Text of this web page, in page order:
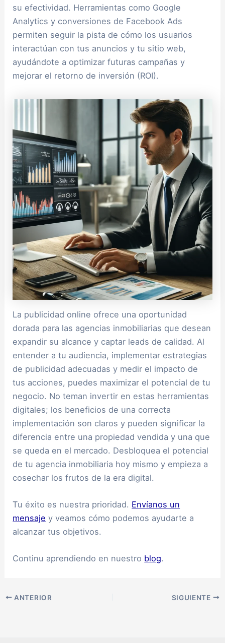
su efectividad. Herramientas como Google
Analytics y conversiones de Facebook Ads
permiten seguir la pista de cómo los usuarios
interactúan con tus anuncios y tu sitio web,
ayudándote a optimizar futuras campañas y
mejorar el retorno de inversión (ROI).
La publicidad online ofrece una oportunidad
dorada para las agencias inmobiliarias que desean
expandir su alcance y captar leads de calidad. Al
entender a tu audiencia, implementar estrategias
de publicidad adecuadas y medir el impacto de
tus acciones, puedes maximizar el potencial de tu
negocio. No teman invertir en estas herramientas
digitales; los beneficios de una correcta
implementación son claros y pueden significar la
diferencia entre una propiedad vendida y una que
se queda en el mercado. Desbloquea el potencial
de tu agencia inmobiliaria hoy mismo y empieza a
cosechar los frutos de la era digital.
Tu éxito es nuestra prioridad. Envíanos un
mensaje y veamos cómo podemos ayudarte a
alcanzar tus objetivos.
Continu aprendiendo en nuestro blog.
ANTERIOR SIGUIENTE